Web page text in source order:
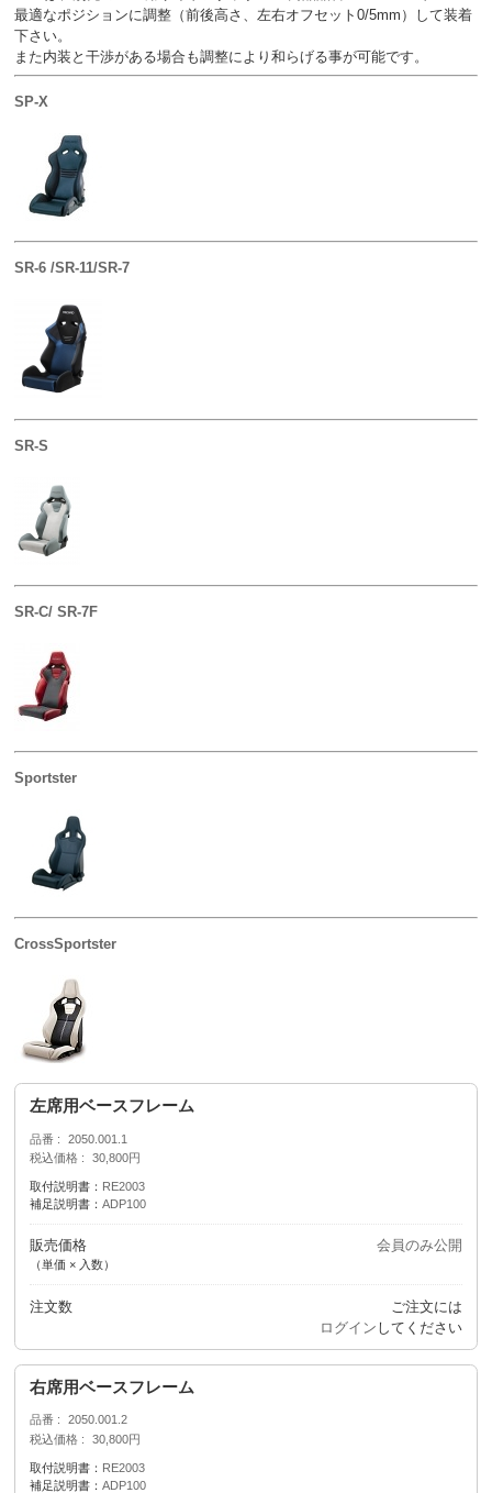
最適なポジションに調整（前後高さ、左右オフセット0/5mm）して装着
下さい。
また内装と干渉がある場合も調整により和らげる事が可能です。
SP-X
SR-6 /SR-11/SR-7
SR-S
SR-C/ SR-7F
Sportster
CrossSportster
左席用ベースフレーム
品番
2050.001.1
税込価格
30,800円
取付説明書： RE2003
補足説明書： ADP100
販売価格
（単価 × 入数）
会員のみ公開
注文数
ご注文には
ログイン してください
右席用ベースフレーム
品番
2050.001.2
税込価格
30,800円
取付説明書： RE2003
補足説明書： ADP100